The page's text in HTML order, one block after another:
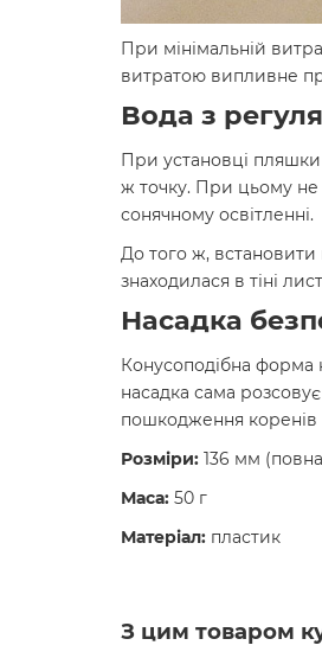
При мінімальній
витратою випливне
Вода з
При установці пляшки
ж точку. При цьому не
сонячному освітленні.
До того ж, встановити
знаходилася в тіні
Насадка
Конусоподібна форма
насадка сама
пошкодження коренів
Розміри: 136 мм
Маса: 50 г
Матеріал: пластик
З цим товаром